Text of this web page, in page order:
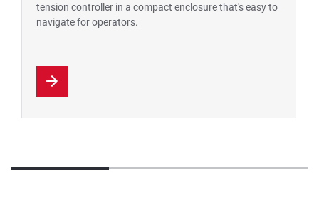
tension controller in a compact enclosure that's easy to
navigate for operators.